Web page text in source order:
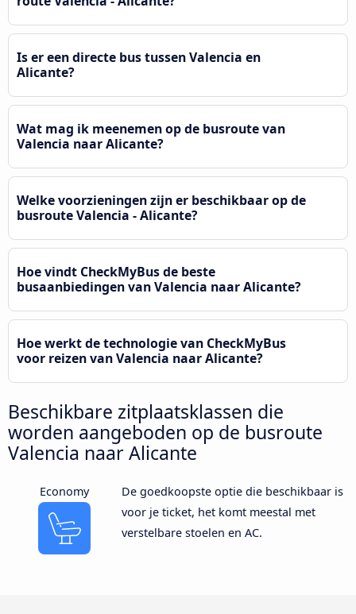
Is er een directe bus tussen Valencia en
Alicante?
Wat mag ik meenemen op de busroute van
Valencia naar Alicante?
Welke voorzieningen zijn er beschikbaar op de
busroute Valencia - Alicante?
Hoe vindt CheckMyBus de beste
busaanbiedingen van Valencia naar Alicante?
Hoe werkt de technologie van CheckMyBus
voor reizen van Valencia naar Alicante?
Beschikbare zitplaatsklassen die
worden aangeboden op de busroute
Valencia naar Alicante
Economy
De goedkoopste optie die beschikbaar is
voor je ticket, het komt meestal met
verstelbare stoelen en AC.